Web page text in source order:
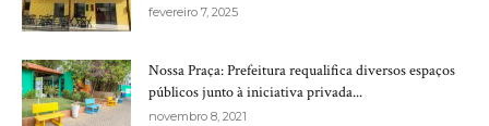
fevereiro 7, 2025
Nossa Praça: Prefeitura requalifica diversos espaços
públicos junto à iniciativa privada...
novembro 8, 2021